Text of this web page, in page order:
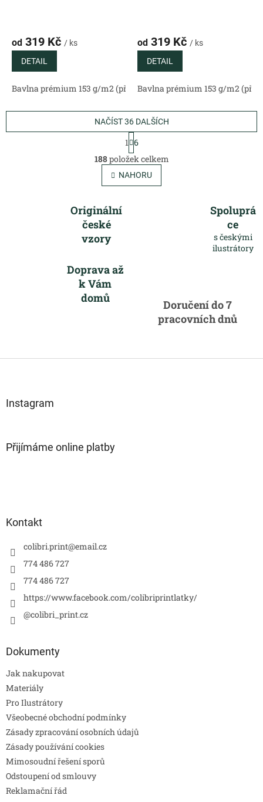
od 319 Kč / ks
DETAIL
Bavlna prémium 153 g/m2 (přírodní) Bavlněný satén 130 g/
od 319 Kč / ks
DETAIL
Bavlna prémium 153 g/m2
O
v
l
á
NAČÍST 36 DALŠÍCH
S
t
r
á
n
k
1 6
188položek celkem
NAHORU
Originální
české
vzory
Spoluprá
ce
s českými
ilustrátory
Doprava až
k Vám
domů
Doručení do 7
pracovních dnů
Instagram
Přijímáme online platby
Kontakt
colibri.print@email.cz
774 486 727
774 486 727
https://www.facebook.com/colibriprintlatky/
@colibri_print.cz
Dokumenty
Jak nakupovat
Materiály
Pro Ilustrátory
Všeobecné obchodní podmínky
Zásady zpracování osobních údajů
Zásady používání cookies
Mimosoudní řešení sporů
Odstoupení od smlouvy
Reklamační řád